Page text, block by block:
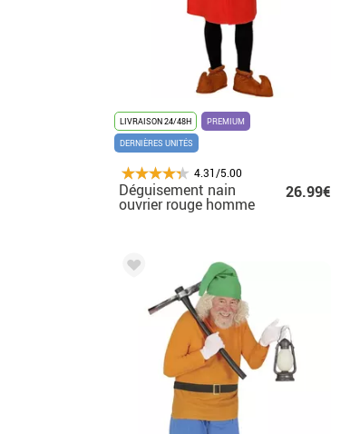
LIVRAISON 24/48H
PREMIUM
DERNIÈRES UNITÉS
4.31/5.00
Déguisement nain
ouvrier rouge homme
26.99€